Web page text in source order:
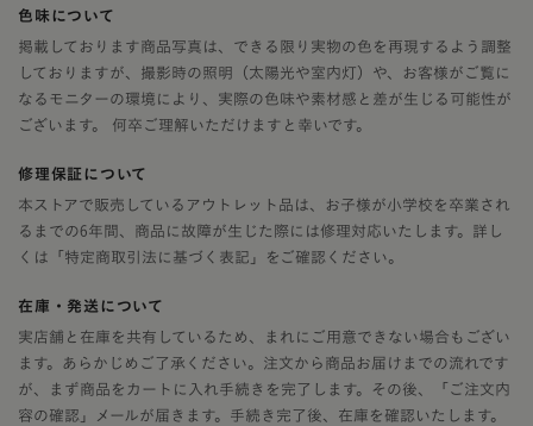
色味について
掲載しております商品写真は、できる限り実物の色を再現するよう調整
しておりますが、撮影時の照明（太陽光や室内灯）や、お客様がご覧に
なるモニターの環境により、実際の色味や素材感と差が生じる可能性が
ございます。 何卒ご理解いただけますと幸いです。
修理保証について
本ストアで販売しているアウトレット品は、お子様が小学校を卒業され
るまでの6年間、商品に故障が生じた際には修理対応いたします。詳し
くは「特定商取引法に基づく表記」をご確認ください。
在庫・発送について
実店舗と在庫を共有しているため、まれにご用意できない場合もござい
ます。あらかじめご了承ください。注文から商品お届けまでの流れです
が、まず商品をカートに入れ手続きを完了します。その後、「ご注文内
容の確認」メールが届きます。手続き完了後、在庫を確認いたします。